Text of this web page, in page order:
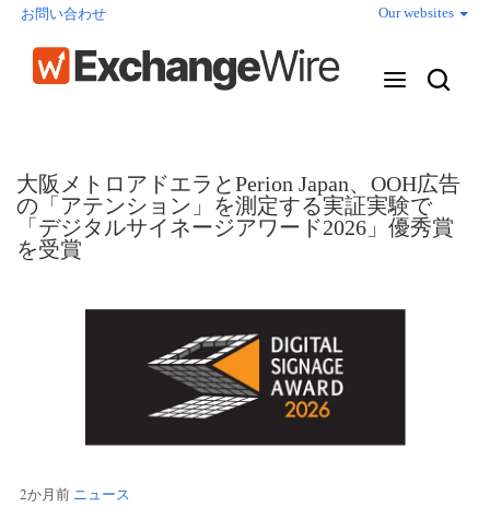
お問い合わせ Our websites
2か月前 ニュース
大阪メトロアドエラとPerion Japan、OOH広告
の「アテンション」を測定する実証実験で
「デジタルサイネージアワード2026」優秀賞
を受賞